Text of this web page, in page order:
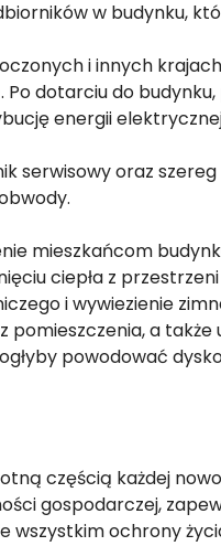
w budynku,
i innych
dotarciu do
energii
serwisowy oraz
mieszkańcom
ciepła z
i wywiezienie
a także
powodować
częścią każdej
gospodarczej,
wszystkim ochrony